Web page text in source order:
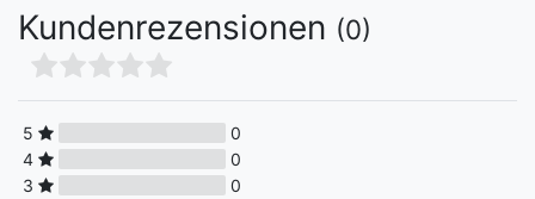
Kundenrezensionen (0)
5
0
4
0
3
0